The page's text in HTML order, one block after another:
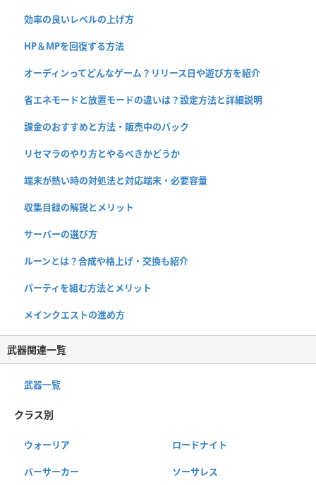
効率の良いレベルの上げ方
HP＆MPを回復する方法
オーディンってどんなゲーム？リリース日や遊び方を紹介
省エネモードと放置モードの違いは？設定方法と詳細説明
課金のおすすめと方法・販売中のパック
リセマラのやり方とやるべきかどうか
端末が熱い時の対処法と対応端末・必要容量
収集目録の解説とメリット
サーバーの選び方
ルーンとは？合成や格上げ・交換も紹介
パーティを組む方法とメリット
メインクエストの進め方
武器関連一覧
武器一覧
クラス別
ウォーリア ロードナイト
バーサーカー ソーサレス